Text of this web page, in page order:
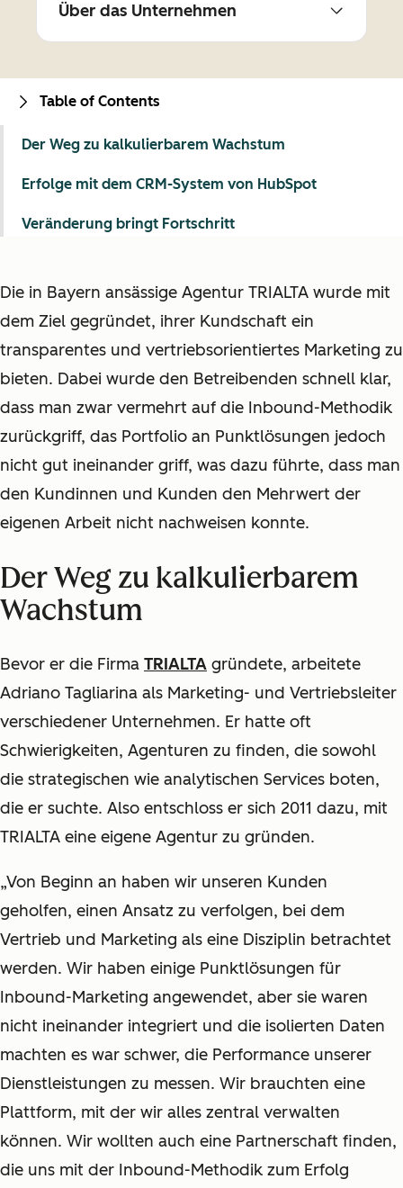
Über das Unternehmen
Die in Bayern ansässige Agentur TRIALTA wurde mit
dem Ziel gegründet, ihrer Kundschaft ein
transparentes und vertriebsorientiertes Marketing zu
bieten. Dabei wurde den Betreibenden schnell klar,
dass man zwar vermehrt auf die Inbound-Methodik
zurückgriff, das Portfolio an Punktlösungen jedoch
nicht gut ineinander griff, was dazu führte, dass man
den Kundinnen und Kunden den Mehrwert der
eigenen Arbeit nicht nachweisen konnte.
Der Weg zu kalkulierbarem
Wachstum
Bevor er die Firma TRIALTA gründete, arbeitete
Adriano Tagliarina als Marketing- und Vertriebsleiter
verschiedener Unternehmen. Er hatte oft
Schwierigkeiten, Agenturen zu finden, die sowohl
die strategischen wie analytischen Services boten,
die er suchte. Also entschloss er sich 2011 dazu, mit
TRIALTA eine eigene Agentur zu gründen.
„Von Beginn an haben wir unseren Kunden
geholfen, einen Ansatz zu verfolgen, bei dem
Vertrieb und Marketing als eine Disziplin betrachtet
werden. Wir haben einige Punktlösungen für
Inbound-Marketing angewendet, aber sie waren
nicht ineinander integriert und die isolierten Daten
machten es war schwer, die Performance unserer
Dienstleistungen zu messen. Wir brauchten eine
Plattform, mit der wir alles zentral verwalten
können. Wir wollten auch eine Partnerschaft finden,
die uns mit der Inbound-Methodik zum Erfolg
Table of Contents
Der Weg zu kalkulierbarem Wachstum
Erfolge mit dem CRM-System von HubSpot
Veränderung bringt Fortschritt